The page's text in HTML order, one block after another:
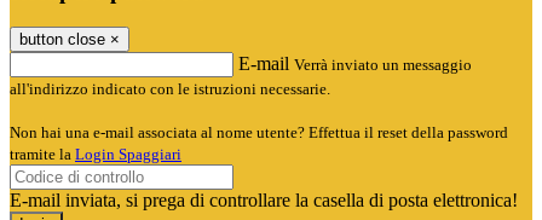
button close ×
E-mail Verrà inviato un messaggio
all'indirizzo indicato con le istruzioni necessarie.
Non hai una e-mail associata al nome utente? Effettua il reset della password
tramite la Login Spaggiari
E-mail inviata, si prega di controllare la casella di posta elettronica!